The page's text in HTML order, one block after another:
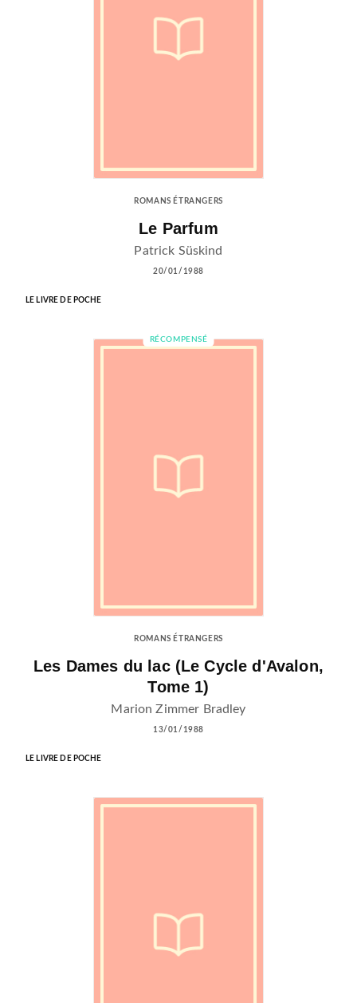
ROMANS ÉTRANGERS
Le Parfum
Patrick Süskind
20/01/1988
LE LIVRE DE POCHE
RÉCOMPENSÉ
ROMANS ÉTRANGERS
Les Dames du lac (Le Cycle d'Avalon,
Tome 1)
Marion Zimmer Bradley
13/01/1988
LE LIVRE DE POCHE